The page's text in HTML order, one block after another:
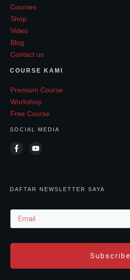
Courses
Shop
Video
Blog
Contact us
COURSE KAMI
Premium Course
Workshop
Free Course
SOCIAL MEDIA
DAFTAR NEWSLETTER SAYA
Subscribe